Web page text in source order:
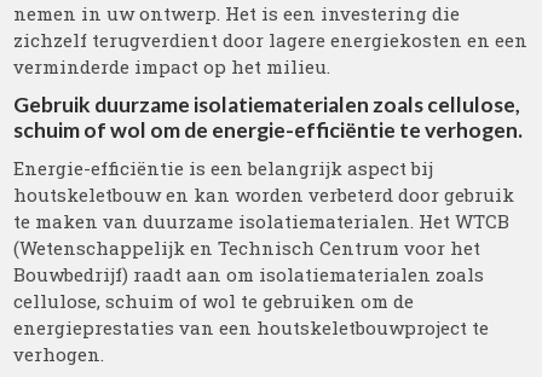
nemen in uw ontwerp. Het is een investering die
zichzelf terugverdient door lagere energiekosten en een
verminderde impact op het milieu.
Gebruik duurzame isolatiematerialen zoals cellulose,
schuim of wol om de energie-efficiëntie te verhogen.
Energie-efficiëntie is een belangrijk aspect bij
houtskeletbouw en kan worden verbeterd door gebruik
te maken van duurzame isolatiematerialen. Het WTCB
(Wetenschappelijk en Technisch Centrum voor het
Bouwbedrijf) raadt aan om isolatiematerialen zoals
cellulose, schuim of wol te gebruiken om de
energieprestaties van een houtskeletbouwproject te
verhogen.